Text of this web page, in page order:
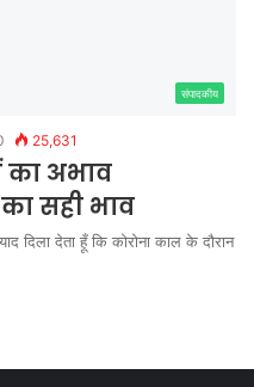
संपादकीय
25,631
अभाव
सही भाव
दिला देता हूँ कि कोरोना काल के दौरान